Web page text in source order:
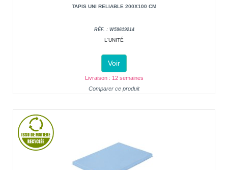
TAPIS UNI RELIABLE 200X100 CM
RÉF. : W59619214
L'UNITÉ
Voir
Livraison : 12 semaines
Comparer ce produit